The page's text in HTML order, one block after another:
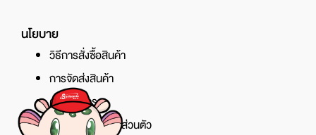
นโยบาย
วิธีการสั่งซื้อสินค้า
การจัดส่งสินค้า
ศูนย์บริการ
นโยบายความเป็นส่วนตัว